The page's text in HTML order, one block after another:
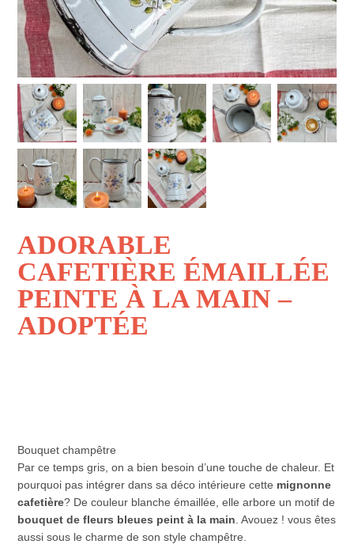
ADORABLE
CAFETIÈRE ÉMAILLÉE
PEINTE À LA MAIN –
ADOPTÉE
Bouquet champêtre
Par ce temps gris, on a bien besoin d’une touche de chaleur. Et
pourquoi pas intégrer dans sa déco intérieure cette mignonne
cafetière? De couleur blanche émaillée, elle arbore un motif de
bouquet de fleurs bleues peint à la main . Avouez ! vous êtes
aussi sous le charme de son style champêtre.